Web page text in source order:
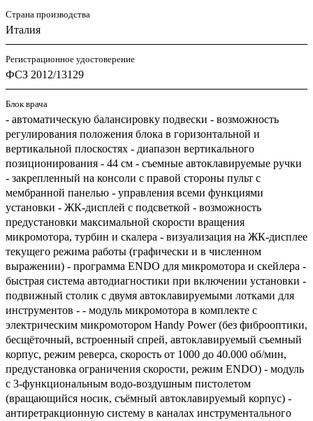
Страна производства
Италия
Регистрационное удостоверение
ФСЗ 2012/13129
Блок врача
- автоматическую балансировку подвески - возможность
регулирования положения блока в горизонтальной и
вертикальной плоскостях - диапазон вертикального
позиционирования - 44 см - съемные автоклавируемые ручки
- закрепленный на консоли с правой стороны пульт с
мембранной панелью - управления всеми функциями
установки - ЖК-дисплей с подсветкой - возможность
предустановки максимальной скорости вращения
микромотора, турбин и скалера - визуализация на ЖК-дисплее
текущего режима работы (графически и в численном
выражении) - программа ENDO для микромотора и скейлера -
быстрая система автодиагностики при включении установки -
подвижный столик с двумя автоклавируемыми лотками для
инструментов - - модуль микромотора в комплекте с
электрическим микромотором Handy Power (без фиброоптики,
бесщёточный, встроенный спрей, автоклавируемый съемный
корпус, режим реверса, скорость от 1000 до 40.000 об/мин,
предустановка ограничения скорости, режим ENDO) - модуль
с 3-функциональным водо-воздушным пистолетом
(вращающийся носик, съёмный автоклавируемый корпус) -
антиретракционную систему в каналах инструментального